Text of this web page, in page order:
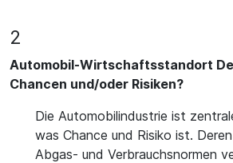
2
Automobil-Wirtschaftsstandort
Chancen und/oder Risiken?
Die Automobilindustrie ist
was Chance und Risiko ist.
Abgas- und Verbrauchsnormen